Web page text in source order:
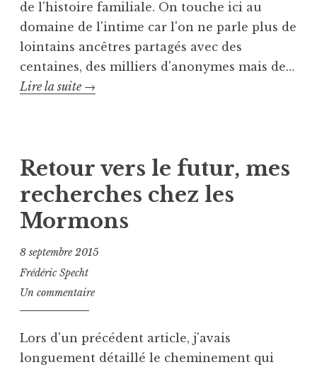
e
g
r
i
z
p
h
q
u
e
e
r
a
n
,
H
e
l
e
de l'histoire familiale. On touche ici au
domaine de l'intime car l'on ne parle plus de
lointains ancêtres partagés avec des
centaines, des milliers d'anonymes mais de…
Lire la suite Rue
→
b
l
i
é
d
s
U
n
a
t
g
u
é
S
p
h
t
,
t
r
Retour vers le futur, mes
recherches chez les
Mormons
8 septembre 2015
Frédéric Specht
Un commentaire
Lors d'un précédent article, j'avais
longuement détaillé le cheminement qui